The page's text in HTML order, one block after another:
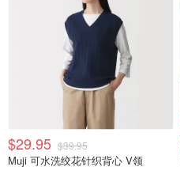
$29.95 $39.95
Muji 可水洗绞花针织背心 V领